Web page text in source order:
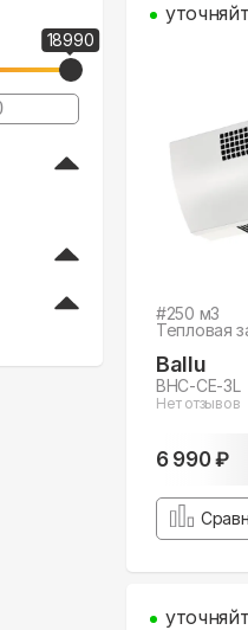
18990
#250 м3
Тепловая
Ballu
BHC-CE-3L
Нет отзывов
6 990 ₽